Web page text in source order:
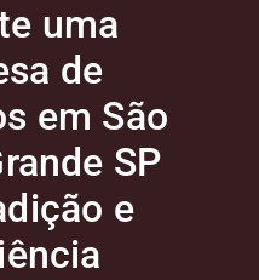
uma
de
em São
SP
e